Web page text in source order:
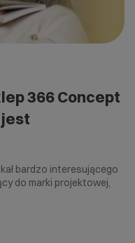
366 Concept
jest
bardzo interesującego
do marki projektowej,